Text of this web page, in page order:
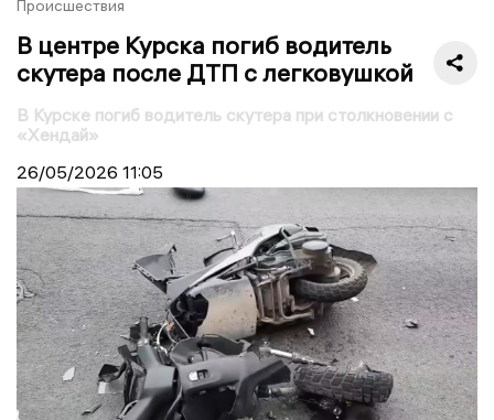
Происшествия
В центре Курска погиб водитель
скутера после ДТП с легковушкой
В Курске погиб водитель скутера при столкновении с
«Хендай»
26/05/2026 11:05